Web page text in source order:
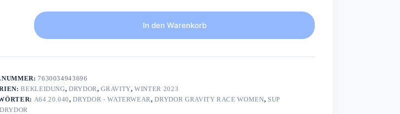
In den Warenkorb
7630034943696
BEKLEIDUNG,DRYDOR,GRAVITY,WINTER 2023
A64.20.040,DRYDOR - WATERWEAR,DRYDOR GRAVITY RACE WOMEN, SUP
DRYDOR